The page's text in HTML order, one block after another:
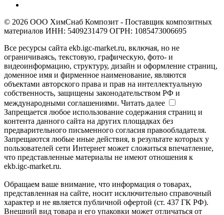
© 2026 ООО ХимСнаб Композит - Поставщик композитных
материалов ИНН: 5409231479 ОГРН: 1085473006695
Все ресурсы сайта ekb.igc-market.ru, включая, но не
ограничиваясь, текстовую, графическую, фото- и
видеоинформацию, структуру, дизайн и оформление страниц,
доменное имя и фирменное наименование, являются
объектами авторского права и прав на интеллектуальную
собственность, защищены законодательством РФ и
международными соглашениями. Читать далее
Запрещается любое использование содержания страниц и
контента данного сайта на других площадках без
предварительного письменного согласия правообладателя.
Запрещаются любые иные действия, в результате которых у
пользователей сети Интернет может сложиться впечатление,
что представленные материалы не имеют отношения к
ekb.igc-market.ru.
Обращаем ваше внимание, что информация о товарах,
представленная на сайте, носит исключительно справочный
характер и не является публичной офертой (ст. 437 ГК РФ).
Внешний вид товара и его упаковки может отличаться от